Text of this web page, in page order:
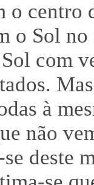
o centro
o Sol
com
à
não
deste